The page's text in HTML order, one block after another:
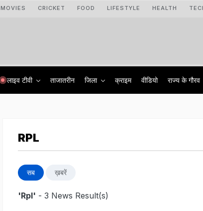
MOVIES CRICKET FOOD LIFESTYLE HEALTH
लाइव टीवी ताजातरीन जिला क्राइम वीडियो राज्‍य के गौरव
RPL
सब ख़बरें
'Rpl' - 3 News Result(s)